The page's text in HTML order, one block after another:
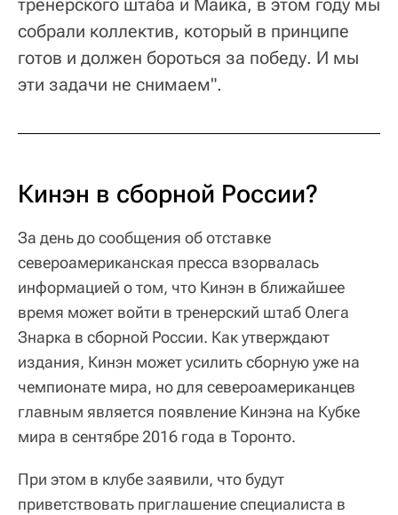
тренерского штаба и Майка, в этом году мы
собрали коллектив, который в принципе
готов и должен бороться за победу. И мы
эти задачи не снимаем".
Кинэн в сборной России?
За день до сообщения об отставке
североамериканская пресса взорвалась
информацией о том, что Кинэн в ближайшее
время может войти в тренерский штаб Олега
Знарка в сборной России. Как утверждают
издания, Кинэн может усилить сборную уже на
чемпионате мира, но для североамериканцев
главным является появление Кинэна на Кубке
мира в сентябре 2016 года в Торонто.
При этом в клубе заявили, что будут
приветствовать приглашение специалиста в